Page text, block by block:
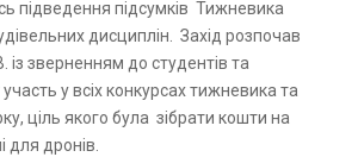
дисциплін. Захід розпочав
із зверненням до студентів та
у всіх конкурсах тижневика та
ціль якого була зібрати кошти на
для дронів.